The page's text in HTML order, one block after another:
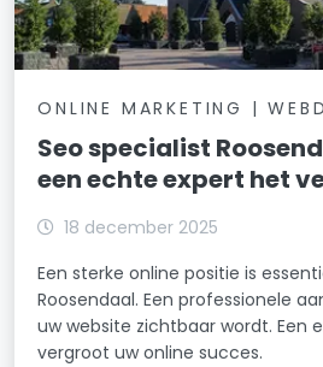
ONLINE MARKETING |
Seo specialist
een echte expert het
18 december 2025
Een sterke online positie is
Roosendaal. Een professionele
uw website zichtbaar wordt. Een
vergroot uw online succes.